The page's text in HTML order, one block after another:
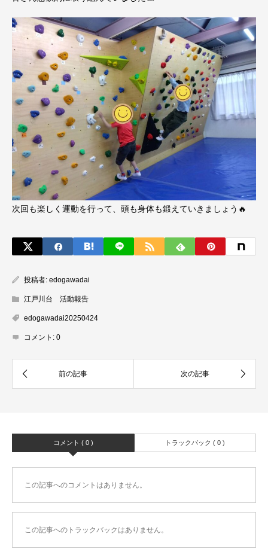
次回も楽しく運動を行って、頭も身体も鍛えていきましょう🔥
投稿者: edogawadai
江戸川台 活動報告
edogawadai20250424
コメント: 0
コメント ( 0 ) トラックバック ( 0 )
この記事へのコメントはありません。
この記事へのトラックバックはありません。